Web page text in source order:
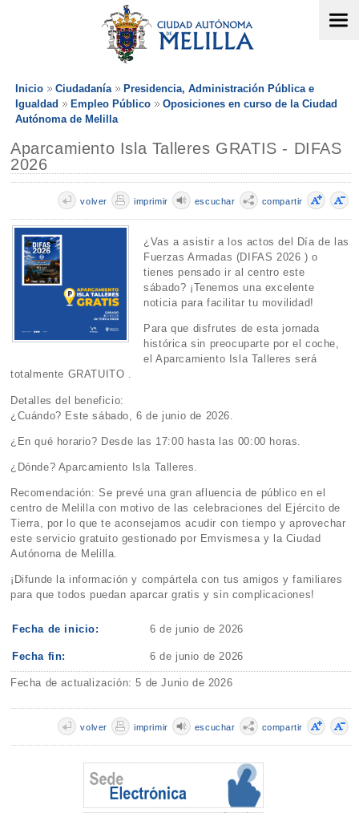
Inicio Ciudadanía
Presidencia, Administración Pública e
Igualdad
Empleo Público
Oposiciones en curso de la Ciudad
Autónoma de Melilla
Aparcamiento Isla Talleres GRATIS - DIFAS
2026
compartir
escuchar
imprimir
volver
¿Vas a asistir a los actos del Día de las
Fuerzas Armadas (DIFAS 2026 ) o
tienes pensado ir al centro este
sábado? ¡Tenemos una excelente
noticia para facilitar tu movilidad!
Para que disfrutes de esta jornada
histórica sin preocuparte por el coche,
el Aparcamiento Isla Talleres será
totalmente GRATUITO .
Detalles del beneficio:
¿Cuándo? Este sábado, 6 de junio de 2026.
¿En qué horario? Desde las 17:00 hasta las 00:00 horas.
¿Dónde? Aparcamiento Isla Talleres.
Recomendación: Se prevé una gran afluencia de público en el
centro de Melilla con motivo de las celebraciones del Ejército de
Tierra, por lo que te aconsejamos acudir con tiempo y aprovechar
este servicio gratuito gestionado por Emvismesa y la Ciudad
Autónoma de Melilla.
¡Difunde la información y compártela con tus amigos y familiares
para que todos puedan aparcar gratis y sin complicaciones!
Fecha de inicio: 6 de junio de 2026
Fecha fin: 6 de junio de 2026
Fecha de actualización: 5 de Junio de 2026
compartir
escuchar
imprimir
volver